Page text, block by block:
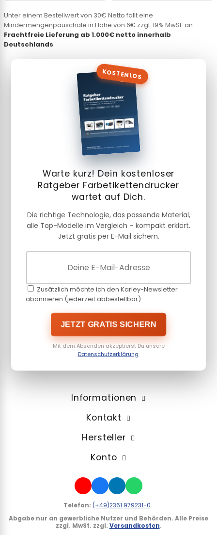
Unter einem Bestellwert von 30€ Netto fällt eine
Mindermengenpauschale in Höhe von 6€ zzgl. 19% MwSt. an –
Frachtfreie Lieferung ab 1.000€ netto innerhalb
Deutschlands
KOSTENLOS
Warte kurz! Dein kostenloser
Ratgeber Farbetikettendrucker
wartet auf Dich.
Die richtige Technologie, das passende Material,
alle Top-Modelle im Vergleich – kompakt erklärt.
Jetzt gratis per E-Mail sichern.
Zusätzlich möchte ich den Karley-Newsletter
abonnieren (jederzeit abbestellbar)
JETZT GRATIS SICHERN
Mit dem Absenden akzeptierst Du unsere
Datenschutzerklärung.
Informationen
Kontakt
Hersteller
Konto
Telefon: (+49)2361 979231-0
Abgabe nur an gewerbliche Nutzer und Behörden. Alle Preise
zzgl. MwSt. zzgl. Versandkosten.